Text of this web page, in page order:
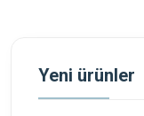
Yeni ürünler